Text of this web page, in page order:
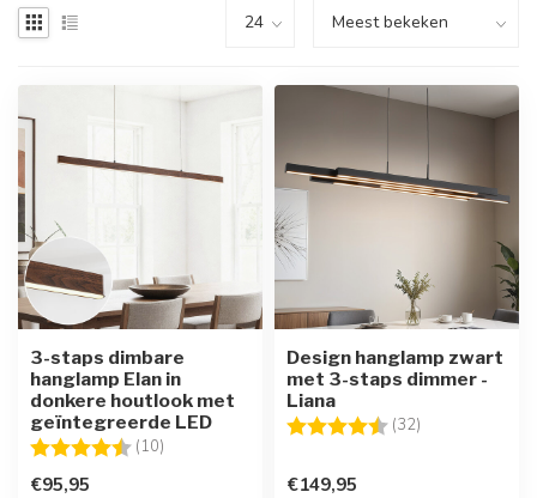
3-staps dimbare
hanglamp Elan in
donkere houtlook met
geïntegreerde LED
Beoordeling: (10)
€95,95
Design hanglamp zwart
met 3-staps dimmer -
Liana
Beoordeling: (32)
€149,95